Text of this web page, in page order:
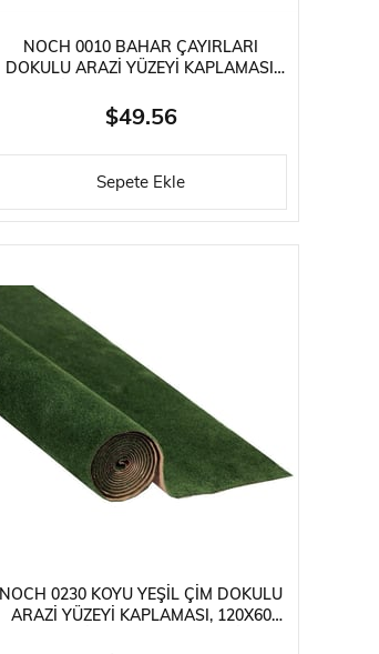
NOCH 0010 BAHAR ÇAYIRLARI
DOKULU ARAZI YÜZEYI KAPLAMASI,
DIORAMA MALZEMESI
$49.56
Sepete Ekle
NOCH 0230 KOYU YEŞIL ÇIM DOKULU
ARAZI YÜZEYI KAPLAMASI, 120X60